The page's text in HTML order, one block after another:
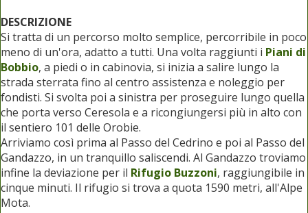
DESCRIZIONE
Si tratta di un percorso molto semplice, percorribile in poco
meno di un'ora, adatto a tutti. Una volta raggiunti i Piani di
Bobbio, a piedi o in cabinovia, si inizia a salire lungo la
strada sterrata fino al centro assistenza e noleggio per
fondisti. Si svolta poi a sinistra per proseguire lungo quella
che porta verso Ceresola e a ricongiungersi più in alto con
il sentiero 101 delle Orobie.
Arriviamo così prima al Passo del Cedrino e poi al Passo del
Gandazzo, in un tranquillo saliscendi. Al Gandazzo troviamo
infine la deviazione per il Rifugio Buzzoni, raggiungibile in
cinque minuti. Il rifugio si trova a quota 1590 metri, all'Alpe
Mota.